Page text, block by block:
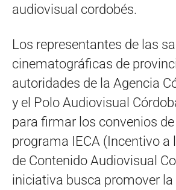
audiovisual cordobés.
Los representantes de las
cinematográficas de
autoridades de la Agencia
y el Polo Audiovisual
para firmar los convenios de
programa IECA (Incentivo a
de Contenido Audiovisual
iniciativa busca promover